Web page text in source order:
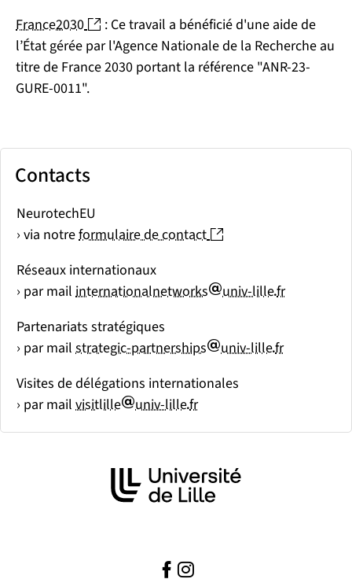
France2030
(nouvelle fenêtre)
: Ce travail a bénéficié d'une aide de
l’État gérée par l'Agence Nationale de la Recherche au
titre de France 2030 portant la référence "ANR-23-
GURE-0011".
Contacts
NeurotechEU
› via notreformulaire de contact
Réseaux internationaux
› par mail internationalnetworks arobase
univ-lillepoint
fr
Partenariats stratégiques
› par mail strategic-partnerships arobase
univ-lillepoint
fr
Visites de délégations internationales
› par mail visitlille arobase
univ-lillepoint
fr
Facebook
(nouvelle fenêtre)